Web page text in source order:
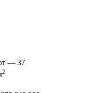
— 37
2